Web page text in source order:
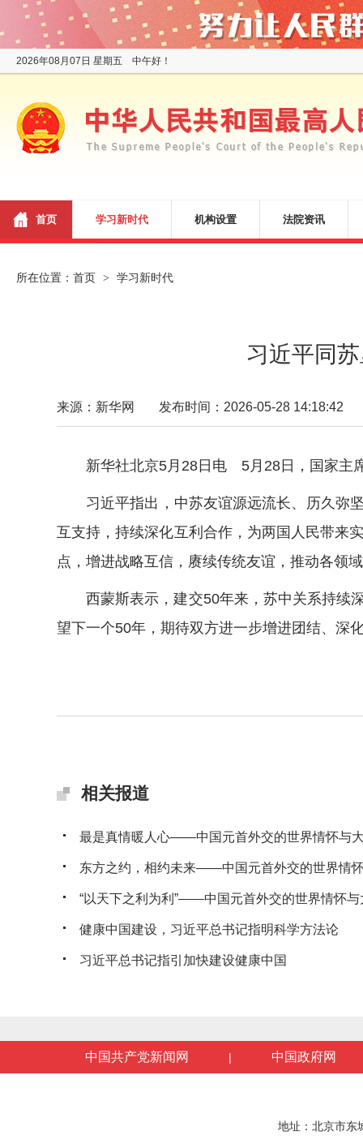
2026年08月07日 星期五 中午好！
首页 学习新时代 机构设置 法院资讯
所在位置： 首页 > 学习新时代
习近平同
来源：新华网 发布时间：2026-05-28 14:18:42
新华社北京5月28日电 5月28日，国家主席
习近平指出，中苏友谊源远流长、历久弥坚
互支持，持续深化互利合作，为两国人民带来
点，增进战略互信，赓续传统友谊，推动各领
西蒙斯表示，建交50年来，苏中关系持续深
望下一个50年，期待双方进一步增进团结、深
相关报道
最是真情暖人心——中国元首外交的世界情怀与
东方之约，相约未来——中国元首外交的世界情
“以天下之利为利”——中国元首外交的世界情怀与
健康中国建设，习近平总书记指明科学方法论
习近平总书记指引加快建设健康中国
中国共产党新闻网 | 中国政府网
地址：北京市东